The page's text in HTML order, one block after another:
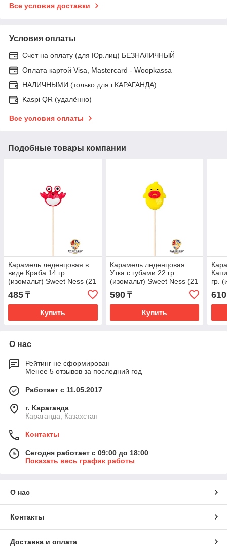
Все условия доставки
Условия оплаты
Счет на оплату (для Юр.лиц) БЕЗНАЛИЧНЫЙ
Оплата картой Visa, Mastercard - Woopkassa
НАЛИЧНЫМИ (только для г.КАРАГАНДА)
Kaspi QR (удалённо)
Все условия оплаты
Подобные товары компании
Карамель леденцовая в
виде Краба 14 гр.
(изомальт) Sweet Ness (21
шт в шоубоксе)
485 ₸
Купить
Карамель леденцовая
Утка с губами 22 гр.
(изомальт) Sweet Ness (21
шт в шоубоксе)
590₸
Купить
гр.
610
О нас
Рейтинг не сформирован
Менее 5 отзывов за последний год
Работает с 11.05.2017
г. Караганда
Караганда, Казахстан
Контакты
Сегодня работает с 09:00 до 18:00
Показать весь график работы
О нас
Контакты
Доставка и оплата